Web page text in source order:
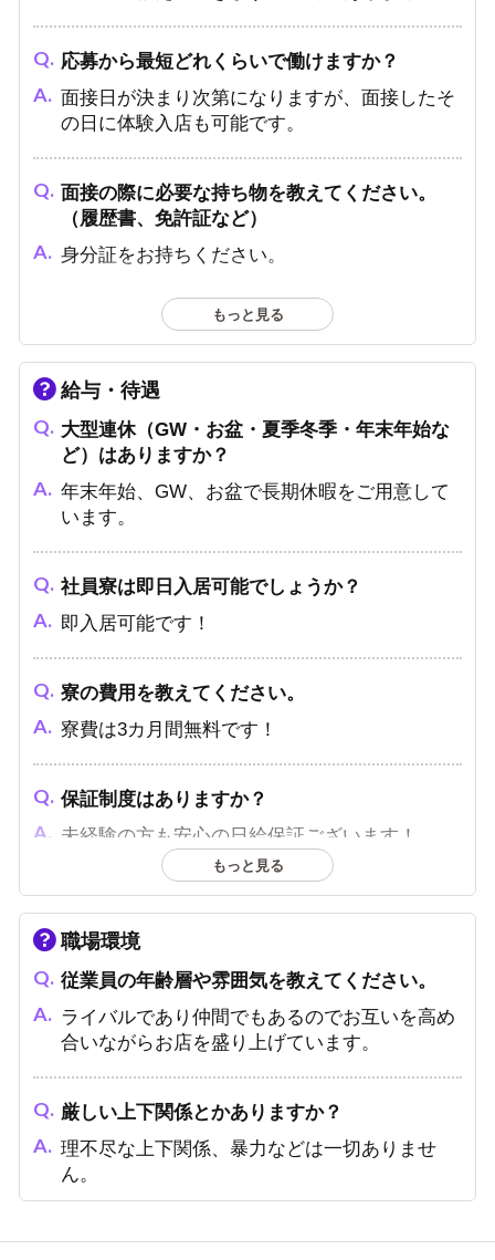
応募から最短どれくらいで働けますか？
面接日が決まり次第になりますが、面接したそ
の日に体験入店も可能です。
面接の際に必要な持ち物を教えてください。
（履歴書、免許証など）
身分証をお持ちください。
遠方・他府県からの応募はできますか？
寮をご用意していますので、遠方や他県の方も
お気軽にご応募ください。
お酒が飲めないのですが、応募できますか？
お酒が飲めなくても売上を作っているキャスト
はいますので問題ありません！
何歳まで採用してくれますか？
30歳くらいまで採用しています。
もっと見る
給与・待遇
大型連休（GW・お盆・夏季冬季・年末年始な
ど）はありますか？
年末年始、GW、お盆で長期休暇をご用意して
います。
社員寮は即日入居可能でしょうか？
即入居可能です！
寮の費用を教えてください。
寮費は3カ月間無料です！
保証制度はありますか？
未経験の方も安心の日給保証ございます！
もっと見る
職場環境
従業員の年齢層や雰囲気を教えてください。
ライバルであり仲間でもあるのでお互いを高め
合いながらお店を盛り上げています。
厳しい上下関係とかありますか？
理不尽な上下関係、暴力などは一切ありませ
ん。